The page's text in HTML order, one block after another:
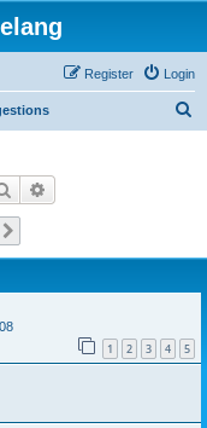
Login
Register
Search
1 2 3 4 5